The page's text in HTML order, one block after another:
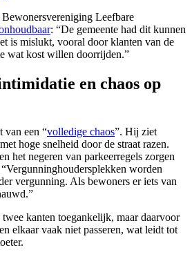
Leefbare
: “De gemeente had dit kunnen
is mislukt, vooral door klanten van de
wat kost willen doorrijden.”
en chaos op
van een “volledige chaos”. Hij ziet
hoge snelheid door de straat razen.
het negeren van parkeerregels zorgen
worden
vergunning. Als bewoners er iets van
kanten toegankelijk, maar daarvoor
elkaar vaak niet passeren, wat leidt tot